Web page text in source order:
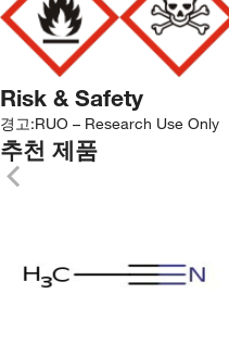
Risk & Safety
경고:RUO – Research Use Only
추천 제품